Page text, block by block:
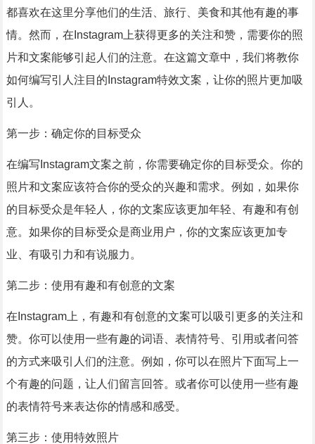
都喜欢在这里分享他们的生活、旅行、美食和其他有趣的事
情。然而，在Instagram上获得更多的关注和赞，需要你的照
片和文案能够引起人们的注意。在这篇文章中，我们将教你
如何编写引人注目的Instagram特效文案，让你的照片更加吸
引人。
第一步：确定你的目标受众
在编写Instagram文案之前，你需要确定你的目标受众。你的
照片和文案应该符合你的受众的兴趣和需求。例如，如果你
的目标受众是年轻人，你的文案应该更加年轻、有趣和有创
意。如果你的目标受众是商业用户，你的文案应该更加专
业、有吸引力和有说服力。
第二步：使用有趣和有创意的文案
在Instagram上，有趣和有创意的文案可以吸引更多的关注和
赞。你可以使用一些有趣的词语、表情符号、引用或者问答
的方式来吸引人们的注意。例如，你可以在照片下面写上一
个有趣的问题，让人们留言回答。或者你可以使用一些有趣
的表情符号来表达你的情感和感受。
第三步：使用特效照片